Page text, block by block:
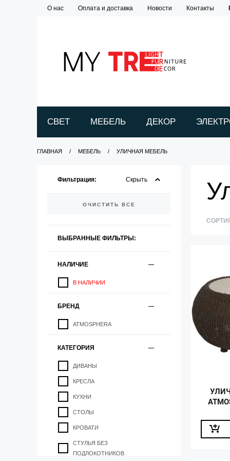
О нас Оплата и доставка Новости Контакты
СВЕТ МЕБЕЛЬ ДЕКОР
ГЛАВНАЯ МЕБЕЛЬ УЛИЧНАЯ МЕБЕЛЬ
Фильтрация: Скрыть
ОЧИСТИТЬ ВСЕ
ВЫБРАННЫЕ ФИЛЬТРЫ:
НАЛИЧИЕ
В НАЛИЧИИ
БРЕНД
ATMOSPHERA
КАТЕГОРИЯ
ДИВАНЫ
КРЕСЛА
КУХНИ
СТОЛЫ
КРОВАТИ
СТУЛЬЯ БЕЗ
ПОДЛОКОТНИКОВ